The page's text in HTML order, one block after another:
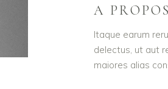
A PROPOS
Itaque earum
delectus, ut aut
maiores alias